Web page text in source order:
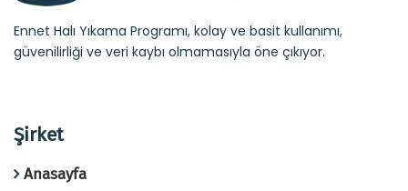
Ennet Halı Yıkama Programı, kolay ve basit kullanımı,
güvenilirliği ve veri kaybı olmamasıyla öne çıkıyor.
Şirket
Anasayfa